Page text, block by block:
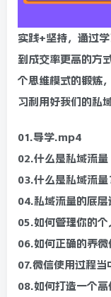
实践+坚持，通过
到成交率更高的方
个思维模式的锻炼
习利用好我们的私
01.导学.mp4
02.什么是私域流
03.什么是私域流
04.私域流量的底
05.如何管理你的
06.如何正确的养
07.微信使用过程
08.如何打造一个